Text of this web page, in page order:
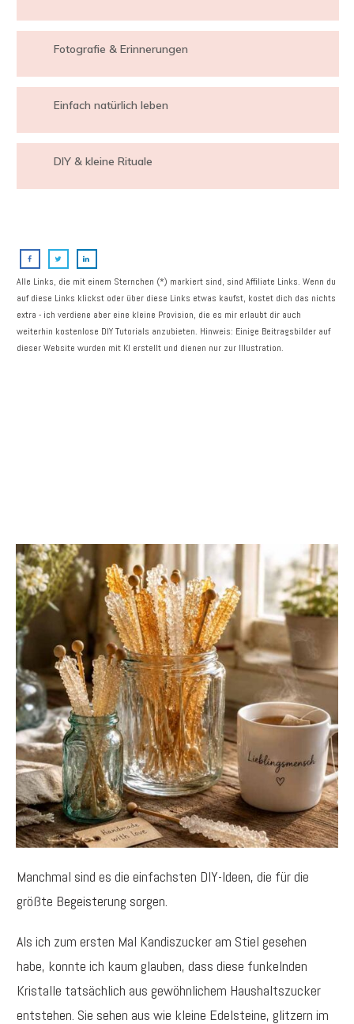
Alle Links, die mit einem Sternchen (*) markiert sind, sind Affiliate Links. Wenn du
auf diese Links klickst oder über diese Links etwas kaufst, kostet dich das nichts
extra - ich verdiene aber eine kleine Provision, die es mir erlaubt dir auch
weiterhin kostenlose DIY Tutorials anzubieten. Hinweis: Einige Beitragsbilder auf
dieser Website wurden mit KI erstellt und dienen nur zur Illustration.
Manchmal sind es die einfachsten DIY-Ideen, die für die
größte Begeisterung sorgen.
Als ich zum ersten Mal Kandiszucker am Stiel gesehen
habe, konnte ich kaum glauben, dass diese funkelnden
Kristalle tatsächlich aus gewöhnlichem Haushaltszucker
entstehen. Sie sehen aus wie kleine Edelsteine, glitzern im
Fotografie & Erinnerungen
Einfach natürlich leben
DIY & kleine Rituale